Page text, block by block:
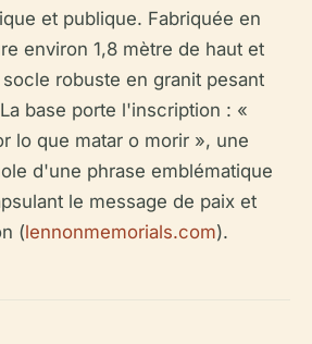
et publique. Fabriquée en
environ 1,8 mètre de haut et
robuste en granit pesant
base porte l'inscription : «
lo que matar o morir », une
d'une phrase emblématique
le message de paix et
(lennonmemorials.com).